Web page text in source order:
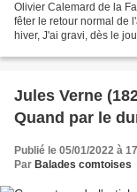
Olivier Calemard de la
fêter le retour normal de
hiver, J'ai gravi, dès le
Jules Verne
Quand par le
Publié le 05/01/2022 à
Par Balades comtoises